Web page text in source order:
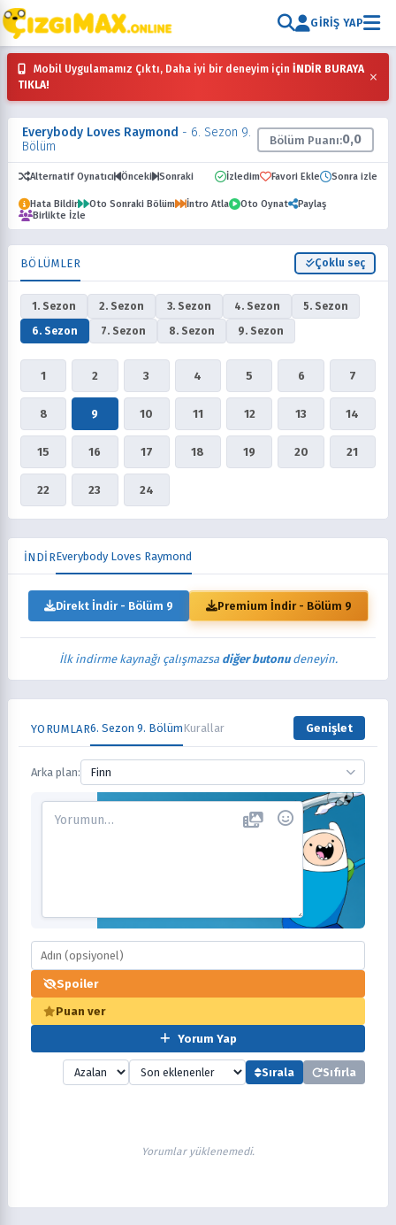
GIRIŞ YAP
Mobil Uygulamamız Çıktı, Daha iyi bir deneyim için İNDİR BURAYA
TIKLA!
×
Everybody Loves Raymond - 6. Sezon 9.
Bölüm
Bölüm Puanı:0,0
Alternatif Oynatıcı Önceki Sonraki İzledim Favori Ekle Sonra izle
Hata Bildir Oto Sonraki Bölüm İntro Atla Oto Oynat
Paylaş
Birlikte İzle
BÖLÜMLER Çoklu seç
1. Sezon 2. Sezon 3. Sezon 4. Sezon
5. Sezon
6. Sezon
7. Sezon 8. Sezon 9. Sezon
1 2 3 4 5 6 7
8 9 10 11 12 13 14
15 16 17 18 19 20 21
22 23 24
İNDİREverybody Loves Raymond
Direkt İndir - Bölüm 9 Premium İndir - Bölüm 9
İlk indirme kaynağı çalışmazsa diğer butonudeneyin.
YORUMLAR6. Sezon 9. BölümKurallar Genişlet
Arka plan: Finn
Spoiler
Puan ver
Yorum Yap
Sırala Sıfırla
Yorumlar yüklenemedi.